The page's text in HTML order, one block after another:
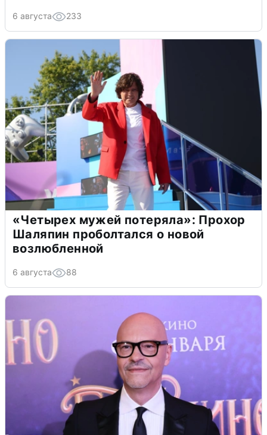
6 августа 233
«Четырех мужей потеряла»: Прохор
Шаляпин проболтался о новой
возлюбленной
6 августа 88